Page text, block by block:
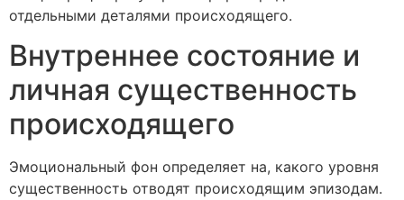
отдельными деталями происходящего.
Внутреннее состояние и
личная существенность
происходящего
Эмоциональный фон определяет на, какого уровня
существенность отводят происходящим эпизодам.